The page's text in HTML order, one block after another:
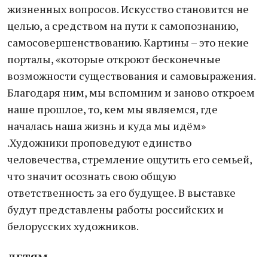
жизненных вопросов. Искусство становится не
целью, а средством на пути к самопознанию,
самосовершенствованию. Картины – это некие
порталы, «которые откроют бесконечные
возможности существования и самовыражения.
Благодаря ним, мы вспомним и заново откроем
наше прошлое, то, кем мы являемся, где
началась наша жизнь и куда мы идём»
.Художники проповедуют единство
человечества, стремление ощутить его семьей,
что значит осознать свою общую
ответственность за его будущее. В выставке
будут представлены работы российских и
белорусских художников.